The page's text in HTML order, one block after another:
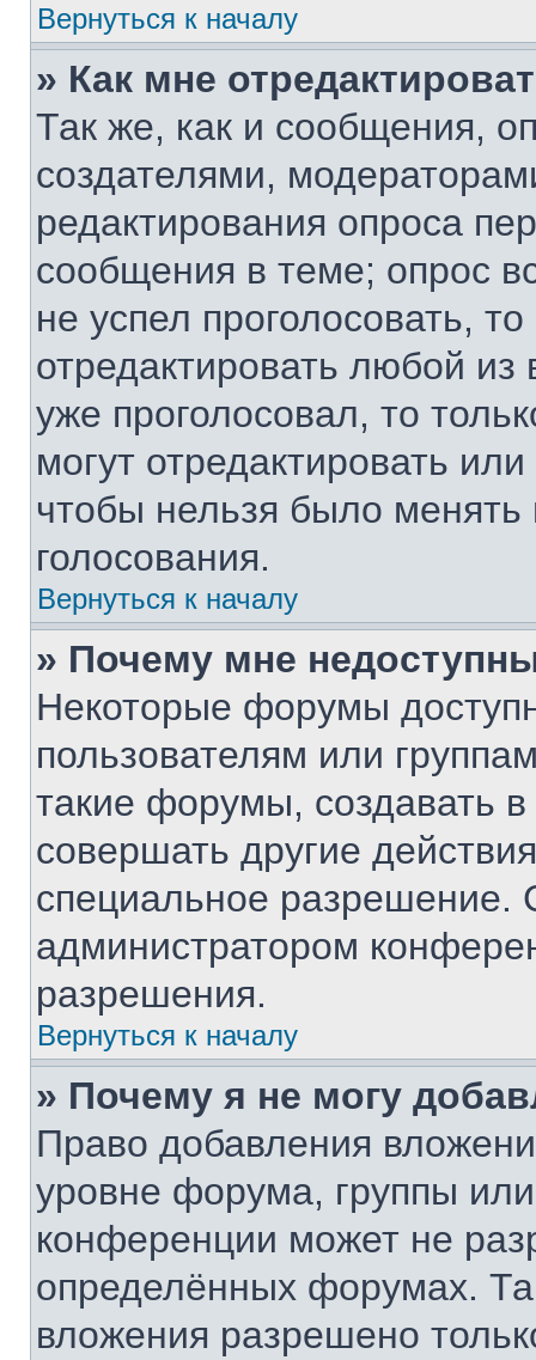
Вернуться к началу
» Как мне
Так же, как и сообщения,
создателями,
редактирования опроса
сообщения в теме; опрос
не успел проголосовать,
отредактировать любой из
уже проголосовал, то
могут отредактировать
чтобы нельзя было
голосования.
Вернуться к началу
» Почему мне
Некоторые форумы
пользователям или
такие форумы, создавать
совершать другие
специальное разрешение.
администратором
разрешения.
Вернуться к началу
» Почему я не могу
Право добавления
уровне форума, группы
конференции может не
определённых форумах.
вложения разрешено